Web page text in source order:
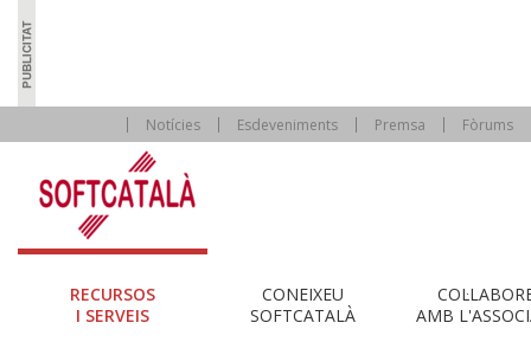
Notícies Esdeveniments Premsa Fòrums
RECURSOS
I SERVEIS
CONEIXEU
SOFTCATALÀ
AMB